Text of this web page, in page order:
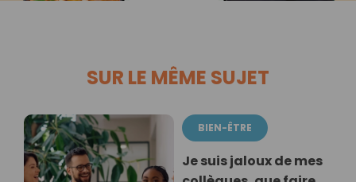
SUR LE MÊME SUJET
BIEN-ÊTRE
Je suis jaloux de mes